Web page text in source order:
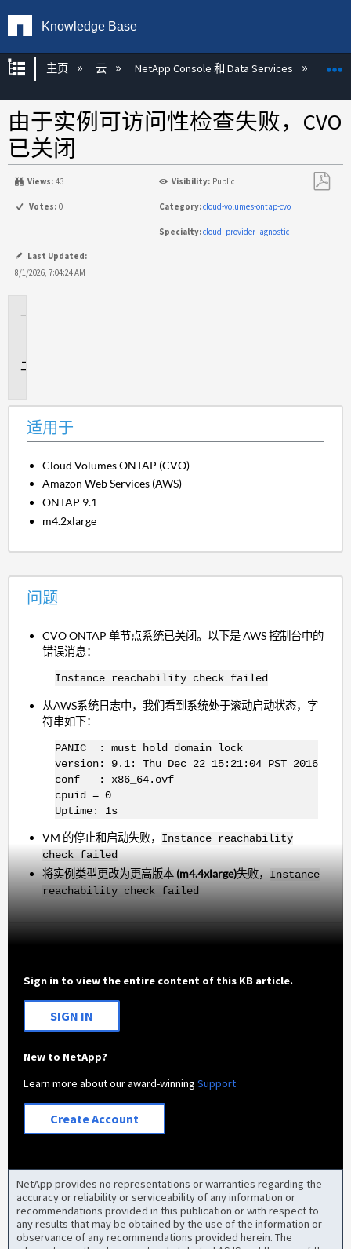
Knowledge Base
扩展/隐缩全局层次
主页 云 NetApp Console 和 Data Services
由于实例可访问性检查失败，CVO
已关闭
Views: 43 Visibility: Public
Votes: 0 Category:cloud-volumes-ontap-cvo
Specialty:cloud_provider_agnostic
Last Updated:
8/1/2026, 7:04:24 AM
适用于
Cloud Volumes ONTAP (CVO)
Amazon Web Services (AWS)
ONTAP 9.1
m4.2xlarge
问题
CVO ONTAP 单节点系统已关闭。以下是 AWS 控制台中的
错误消息：
Instance reachability check failed
从AWS系统日志中，我们看到系统处于滚动启动状态，字
符串如下：
PANIC : must hold domain lock
version: 9.1: Thu Dec 22 15:21:04 PST 2016
conf : x86_64.ovf
cpuid = 0
Uptime: 1s
VM 的停止和启动失败， Instance reachability
check failed
将实例类型更改为更高版本 (m4.4xlarge)失败， Instance
reachability check failed
Sign in to view the entire content of this KB article.
SIGN IN
New to NetApp?
Learn more about our award-winningSupport
Create Account
NetApp provides no representations or warranties regarding the
accuracy or reliability or serviceability of any information or
recommendations provided in this publication or with respect to
any results that may be obtained by the use of the information or
observance of any recommendations provided herein. The